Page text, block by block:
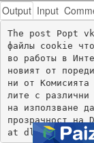
Output Input
The post Popt
файлы cookie
во работы в
новият от
ни от
лите с различни
на използване
прозрачност на
at dlouhodob